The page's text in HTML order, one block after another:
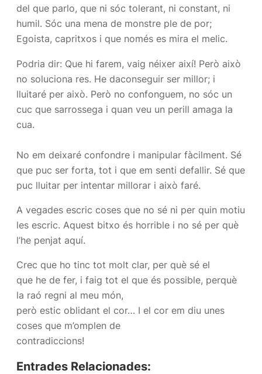
del que parlo, que ni sóc tolerant, ni constant, ni
humil. Sóc una mena de monstre ple de por;
Egoista, capritxos i que només es mira el melic.
Podria dir: Que hi farem, vaig néixer així! Però això
no soluciona res. He daconseguir ser millor; i
lluitaré per això. Però no confonguem, no sóc un
cuc que sarrossega i quan veu un perill amaga la
cua.
No em deixaré confondre i manipular fàcilment. Sé
que puc ser forta, tot i que em senti defallir. Sé que
puc lluitar per intentar millorar i això faré.
A vegades escric coses que no sé ni per quin motiu
les escric. Aquest bitxo és horrible i no sé per què
l’he penjat aquí.
Crec que ho tinc tot molt clar, per què sé el
que he de fer, i faig tot el que és possible, perquè
la raó regni al meu món,
però estic oblidant el cor… I el cor em diu unes
coses que m’omplen de
contradiccions!
Entrades Relacionades: